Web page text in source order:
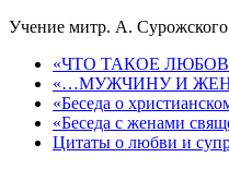
Учение митр. А. Сурожского
«ЧТО ТАКОЕ
«…МУЖЧИНУ И
«Беседа о
«Беседа с женами
Цитаты о любви и